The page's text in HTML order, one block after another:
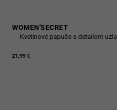
WOMEN'SECRET
Kvetinové papuče s detailom uzla
21,99 €